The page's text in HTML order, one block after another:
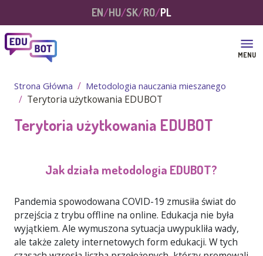
MENU
EN HU SK RO PL
Strona Główna Metodologia nauczania mieszanego
Terytoria użytkowania EDUBOT
Terytoria użytkowania EDUBOT
Jak działa metodologia EDUBOT?
Pandemia spowodowana COVID-19 zmusiła świat do
przejścia z trybu offline na online. Edukacja nie była
wyjątkiem. Ale wymuszona sytuacja uwypukliła wady,
ale także zalety internetowych form edukacji. W tych